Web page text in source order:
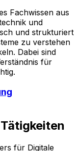
Fachwissen aus
und
und strukturiert
zu verstehen
Dabei sind
für
für Digitale